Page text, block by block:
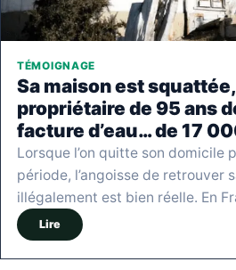
TÉMOIGNAGE
Sa maison est
propriétaire de 95 ans
facture d’eau… de 17
Lorsque l’on quitte son domicile
période, l’angoisse de retrouver
illégalement est bien réelle. En
Lire